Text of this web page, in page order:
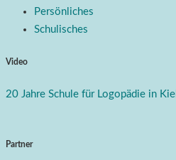
Persönliches
Schulisches
Video
20 Jahre Schule für Logopädie in Kiel
Partner